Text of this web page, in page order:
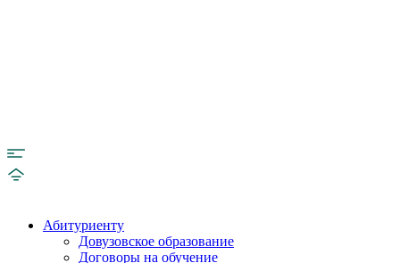
Абитуриенту
Довузовское образование
Договоры на обучение